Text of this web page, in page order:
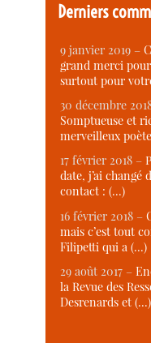
Derniers
9 janvier 2019 –
grand merci
surtout pour
30 décembre
Somptueuse et
merveilleux
17 février 2018 –
date, j’ai changé
contact : (…)
16 février 2018 –
mais c’est tout
Filipetti qui a (…)
29 août 2017 –
la Revue des
Desrenards et (…)